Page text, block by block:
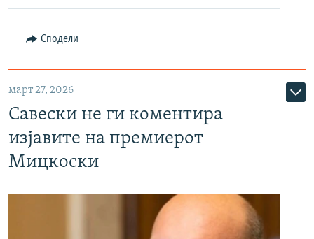
Сподели
март 27, 2026
Савески не ги коментира
изјавите на премиерот
Мицкоски